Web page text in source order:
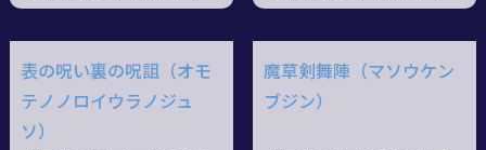
表の呪い裏の呪詛（オモ
テノノロイウラノジュ
ソ）
魔草剣舞陣（マソウケン
ブジン）